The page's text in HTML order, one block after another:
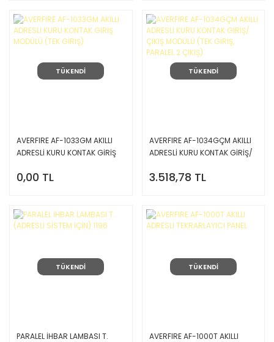
TÜKENDİ
AVERFIRE AF-1033GM AKILLI
ADRESLİ KURU KONTAK GİRİŞ
0,00 TL
TÜKENDİ
AVERFIRE AF-1034GÇM AKILLI
ADRESLİ KURU KONTAK GİRİŞ/
PARALEL 2 ÇIKIŞ)
3.518,78 TL
TÜKENDİ
PARALEL İHBAR LAMBASI T.
TÜKENDİ
AVERFIRE AF-1000T AKILLI